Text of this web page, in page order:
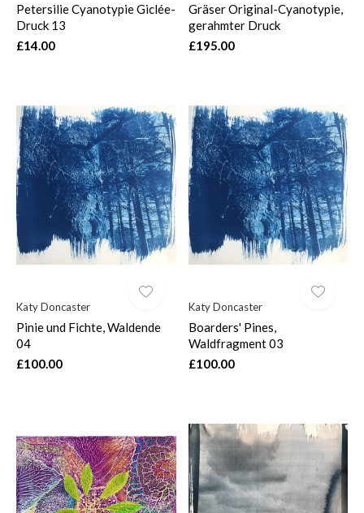
Petersilie Cyanotypie Giclée-
Druck 13
£14.00
Gräser Original-Cyanotypie,
gerahmter Druck
£195.00
Katy Doncaster
Pinie und Fichte, Waldende
04
£100.00
Katy Doncaster
Boarders' Pines,
Waldfragment 03
£100.00